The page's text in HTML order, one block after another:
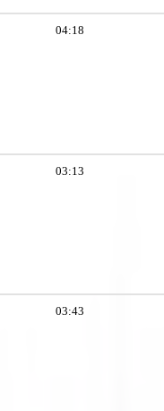
04:18
03:13
03:43